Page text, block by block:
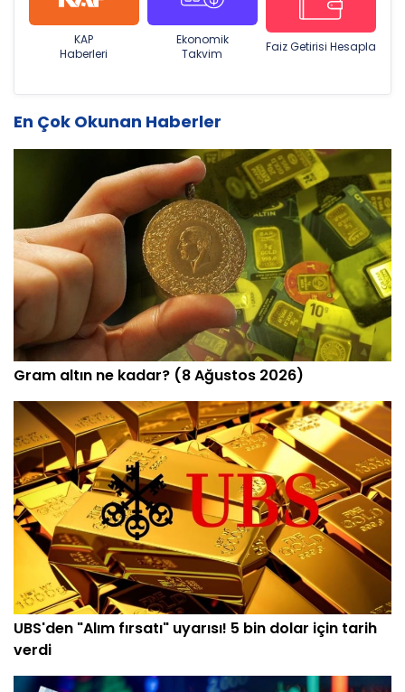
KAP
Haberleri
Ekonomik
Takvim
Faiz Getirisi Hesapla
En Çok Okunan Haberler
Gram altın ne kadar? (8 Ağustos 2026)
UBS'den "Alım fırsatı" uyarısı! 5 bin dolar için tarih
verdi